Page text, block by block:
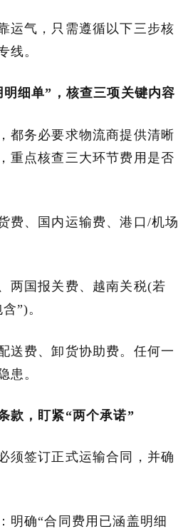
运气，只需遵循以下三步核
线。
细单”，核查三项关键内容
都务必要求物流商提供清晰
重点核查三大环节费用是否
费、国内运输费、港口/机场
两国报关费、越南关税(若
”)。
送费、卸货协助费。任何一
患。
款，盯紧“两个承诺”
须签订正式运输合同，并确
明确“合同费用已涵盖明细